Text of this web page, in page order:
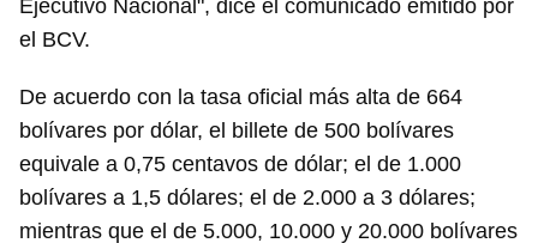
Ejecutivo Nacional", dice el comunicado emitido por
el BCV.
De acuerdo con la tasa oficial más alta de 664
bolívares por dólar, el billete de 500 bolívares
equivale a 0,75 centavos de dólar; el de 1.000
bolívares a 1,5 dólares; el de 2.000 a 3 dólares;
mientras que el de 5.000, 10.000 y 20.000 bolívares